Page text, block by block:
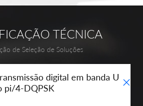
TÉCNICA
de Seleção de Soluções
digital em banda U
pi/4-DQPSK
+